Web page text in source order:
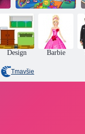
Omaľovánka:
Falling Guys
Design Barbie
Tmavšie